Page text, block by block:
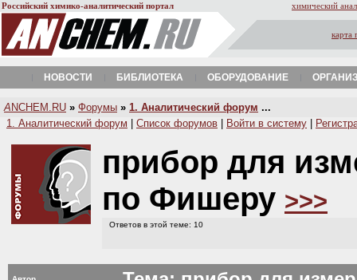
Российский химико-аналитический портал химический
карта
НОВОСТИ БИБЛИОТЕКА ОБОРУДОВАНИЕ
A NCHEM.RU » Форумы » 1. Аналитический форум ...
1. Аналитический форум
Список форумов Войти в систему
прибор для
по Фишеру >>>
Ответов в этой теме: 10